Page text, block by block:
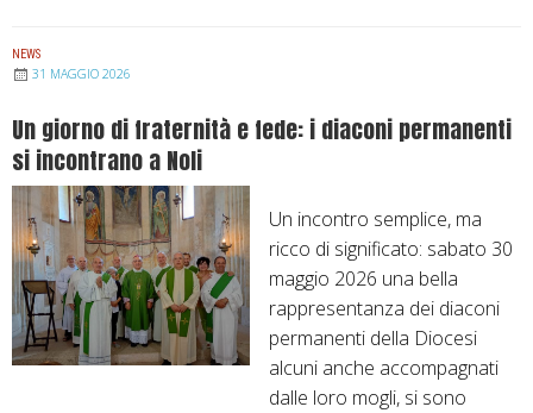
l
p
i
r
i
t
o
l
C
o
r
p
s
D
o
e
b
l
e
a
d
i
o
c
e
NEWS
31 MAGGIO 2026
Un giorno di fraternità e fede: i diaconi permanenti
si incontrano a Noli
Un incontro semplice, ma
ricco di significato: sabato 30
maggio 2026 una bella
rappresentanza dei diaconi
permanenti della Diocesi
alcuni anche accompagnati
dalle loro mogli, si sono